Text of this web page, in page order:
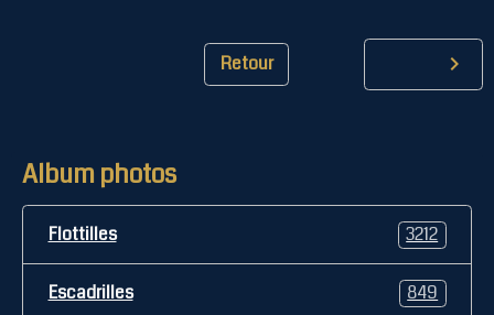
Retour
Album photos
Flottilles 3212
Escadrilles 849